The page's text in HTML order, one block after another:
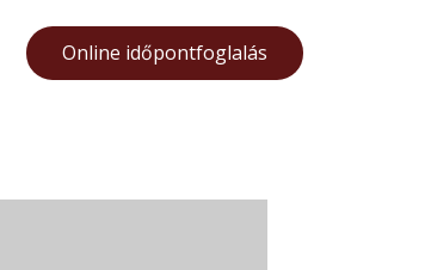
Online időpontfoglalás